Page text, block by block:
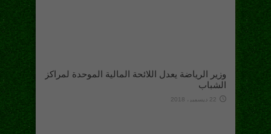
وزير الرياضة يعدل اللائحة المالية الموحدة لمراكز
الشباب
22 ديسمبر، 2018